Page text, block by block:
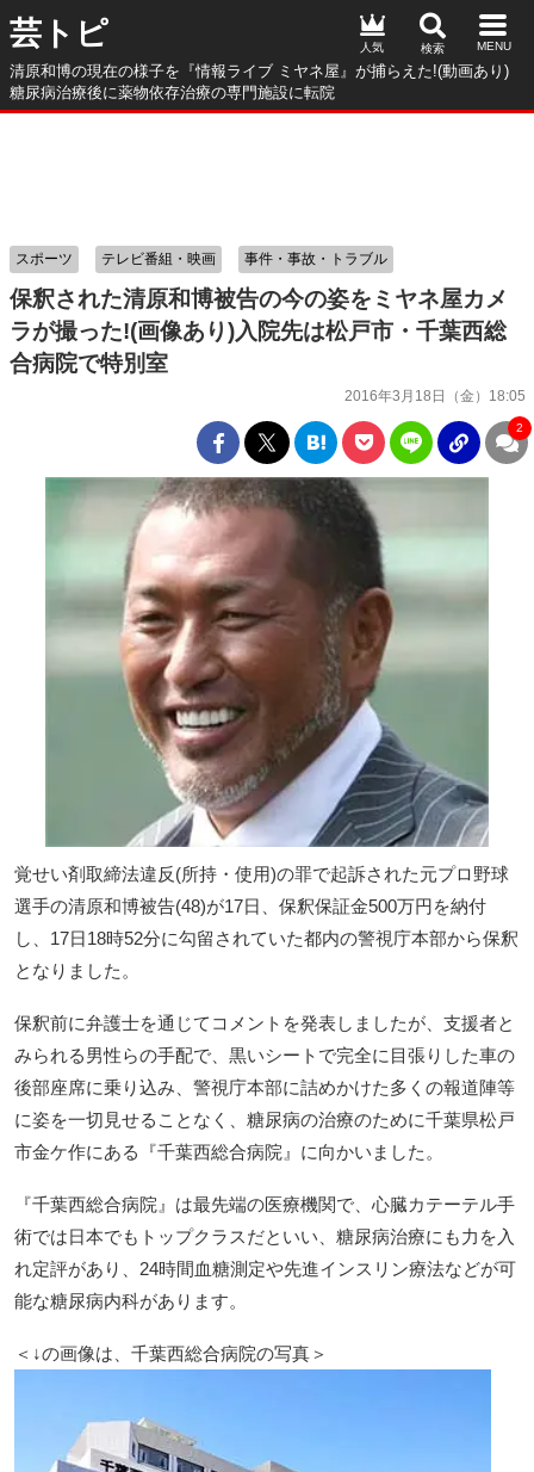
芸トピ
清原和博の現在の様子を『情報ライブ ミヤネ屋』が捕らえた!(動画あり)
糖尿病治療後に薬物依存治療の専門施設に転院
人気
保釈された清原和博被告の今の姿をミヤネ屋カメ
ラが撮った!(画像あり)入院先は松戸市・千葉西総
合病院で特別室
2016年3月18日（金）18:05
スポーツ テレビ番組・映画 事件・事故・トラブル
2
覚せい剤取締法違反(所持・使用)の罪で起訴された元プロ野球
選手の清原和博被告(48)が17日、保釈保証金500万円を納付
し、17日18時52分に勾留されていた都内の警視庁本部から保釈
となりました。
保釈前に弁護士を通じてコメントを発表しましたが、支援者と
みられる男性らの手配で、黒いシートで完全に目張りした車の
後部座席に乗り込み、警視庁本部に詰めかけた多くの報道陣等
に姿を一切見せることなく、糖尿病の治療のために千葉県松戸
市金ケ作にある『千葉西総合病院』に向かいました。
『千葉西総合病院』は最先端の医療機関で、心臓カテーテル手
術では日本でもトップクラスだといい、糖尿病治療にも力を入
れ定評があり、24時間血糖測定や先進インスリン療法などが可
能な糖尿病内科があります。
＜↓の画像は、千葉西総合病院の写真＞